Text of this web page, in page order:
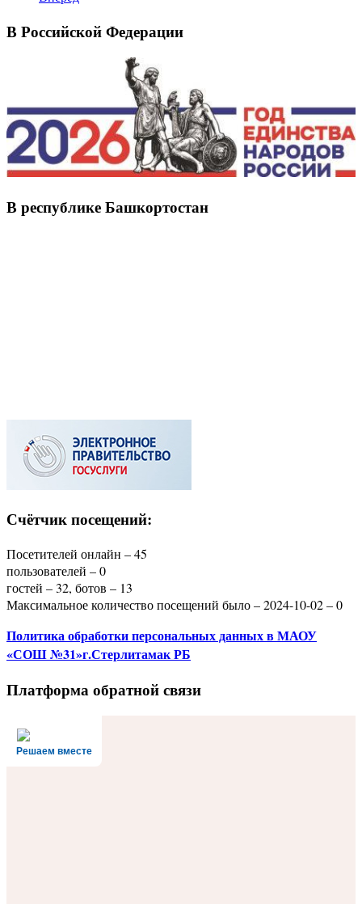
В Российской Федерации
В республике Башкортостан
Счётчик посещений:
Посетителей онлайн – 45
пользователей – 0
гостей – 32, ботов – 13
Максимальное количество посещений было – 2024-10-02 – 0
Политикаобработки персональных данныхв МАОУ
«СОШ №31»г.Стерлитамак РБ
Платформа обратной связи
Решаем вместе